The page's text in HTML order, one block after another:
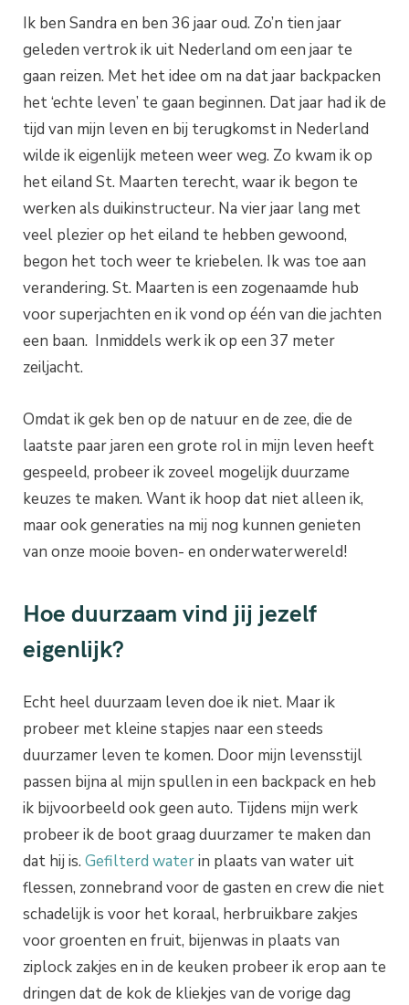
Ik ben Sandra en ben 36 jaar oud. Zo’n tien jaar
geleden vertrok ik uit Nederland om een jaar te
gaan reizen. Met het idee om na dat jaar backpacken
het ‘echte leven’ te gaan beginnen. Dat jaar had ik de
tijd van mijn leven en bij terugkomst in Nederland
wilde ik eigenlijk meteen weer weg. Zo kwam ik op
het eiland St. Maarten terecht, waar ik begon te
werken als duikinstructeur. Na vier jaar lang met
veel plezier op het eiland te hebben gewoond,
begon het toch weer te kriebelen. Ik was toe aan
verandering. St. Maarten is een zogenaamde hub
voor superjachten en ik vond op één van die jachten
een baan. Inmiddels werk ik op een 37 meter
zeiljacht.
Omdat ik gek ben op de natuur en de zee, die de
laatste paar jaren een grote rol in mijn leven heeft
gespeeld, probeer ik zoveel mogelijk duurzame
keuzes te maken. Want ik hoop dat niet alleen ik,
maar ook generaties na mij nog kunnen genieten
van onze mooie boven- en onderwaterwereld!
Hoe duurzaam vind jij jezelf
eigenlijk?
Echt heel duurzaam leven doe ik niet. Maar ik
probeer met kleine stapjes naar een steeds
duurzamer leven te komen. Door mijn levensstijl
passen bijna al mijn spullen in een backpack en heb
ik bijvoorbeeld ook geen auto. Tijdens mijn werk
probeer ik de boot graag duurzamer te maken dan
dat hij is. Gefilterd waterin plaats van water uit
flessen, zonnebrand voor de gasten en crew die niet
schadelijk is voor het koraal, herbruikbare zakjes
voor groenten en fruit, bijenwas in plaats van
ziplock zakjes en in de keuken probeer ik erop aan te
dringen dat de kok de kliekjes van de vorige dag